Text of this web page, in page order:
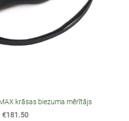
krāsas biezuma mērītājs
€181.50